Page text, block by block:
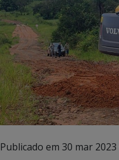
Publicado em 30 mar 2023